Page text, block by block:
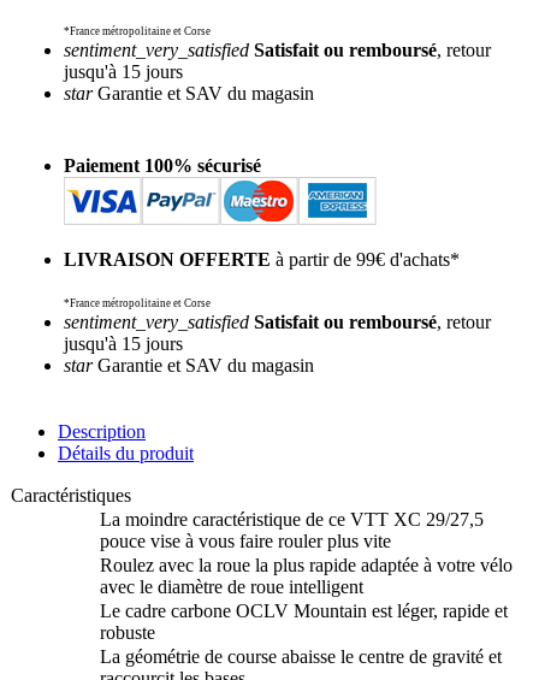
*France métropolitaine et Corse
sentiment_very_satisfied Satisfait ou remboursé, retour
jusqu'à 15 jours
starGarantie et SAV du magasin
Paiement 100% sécurisé
LIVRAISON OFFERTE à partir de 99€ d'achats*
*France métropolitaine et Corse
sentiment_very_satisfied Satisfait ou remboursé, retour
jusqu'à 15 jours
starGarantie et SAV du magasin
Description
Détails du produit
Caractéristiques
La moindre caractéristique de ce VTT XC 29/27,5
pouce vise à vous faire rouler plus vite
Roulez avec la roue la plus rapide adaptée à votre vélo
avec le diamètre de roue intelligent
Le cadre carbone OCLV Mountain est léger, rapide et
robuste
La géométrie de course abaisse le centre de gravité et